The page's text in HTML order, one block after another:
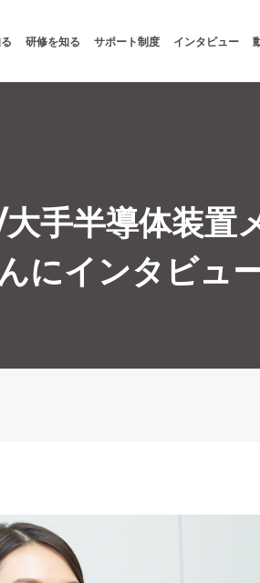
研修を知る サポート制度 インタビュー
手半導体装置
にインタビュ